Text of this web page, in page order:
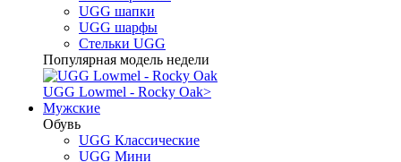
UGG шапки
UGG шарфы
Стельки UGG
Популярная модель недели
UGG Lowmel - Rocky Oak>
Мужские
Обувь
UGG Классические
UGG Мини